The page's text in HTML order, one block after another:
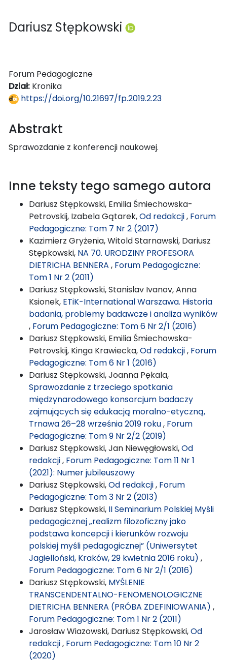
Dariusz Stępkowski
Forum Pedagogiczne
Dział: Kronika
https://doi.org/10.21697/fp.2019.2.23
Abstrakt
Sprawozdanie z konferencji naukowej.
Inne teksty tego samego autora
Dariusz Stępkowski, Emilia Śmiechowska-
Petrovskij, Izabela Gątarek,Od redakcji, Forum
Pedagogiczne: Tom 7 Nr 2 (2017)
Kazimierz Gryżenia, Witold Starnawski, Dariusz
Stępkowski, NA 70. URODZINY PROFESORA
DIETRICHA BENNERA , Forum Pedagogiczne:
Tom 1 Nr 2 (2011)
Dariusz Stępkowski, Stanislav Ivanov, Anna
Ksionek, ETiK-International Warszawa. Historia
badania, problemy badawcze i analiza wyników
, Forum Pedagogiczne: Tom 6 Nr 2/1 (2016)
Dariusz Stępkowski, Emilia Śmiechowska-
Petrovskij, Kinga Krawiecka,Od redakcji, Forum
Pedagogiczne: Tom 6 Nr 1 (2016)
Dariusz Stępkowski, Joanna Pękala,
Sprawozdanie z trzeciego spotkania
międzynarodowego konsorcjum badaczy
zajmujących się edukacją moralno-etyczną,
Trnawa 26–28 września 2019 roku, Forum
Pedagogiczne: Tom 9 Nr 2/2 (2019)
Dariusz Stępkowski, Jan Niewęgłowski,Od
redakcji, Forum Pedagogiczne: Tom 11 Nr 1
(2021): Numer jubileuszowy
Dariusz Stępkowski,Od redakcji, Forum
Pedagogiczne: Tom 3 Nr 2 (2013)
Dariusz Stępkowski, II Seminarium Polskiej Myśli
pedagogicznej „realizm filozoficzny jako
podstawa koncepcji i kierunków rozwoju
polskiej myśli pedagogicznej” (Uniwersytet
Jagielloński, Kraków, 29 kwietnia 2016 roku) ,
Forum Pedagogiczne: Tom 6 Nr 2/1 (2016)
Dariusz Stępkowski, MYŚLENIE
TRANSCENDENTALNO-FENOMENOLOGICZNE
DIETRICHA BENNERA (PRÓBA ZDEFINIOWANIA) ,
Forum Pedagogiczne: Tom 1 Nr 2 (2011)
Jarosław Wiazowski, Dariusz Stępkowski,Od
redakcji, Forum Pedagogiczne: Tom 10 Nr 2
(2020)